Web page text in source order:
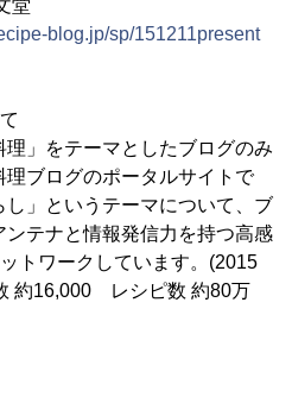
堂
blog.jp/sp/151211present
理」をテーマとしたブログのみ
ブログのポータルサイトで
」というテーマについて、ブ
ンテナと情報発信力を持つ高感
トワークしています。(2015
約16,000 レシピ数 約80万